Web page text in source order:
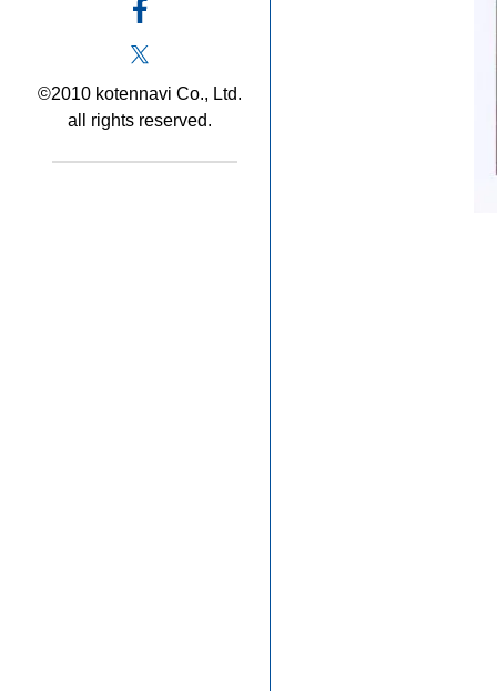
©2010 kotennavi Co., Ltd.
all rights reserved.